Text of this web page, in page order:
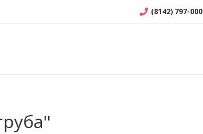
(8142) 797-000